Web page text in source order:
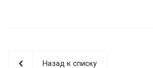
Назад к списку